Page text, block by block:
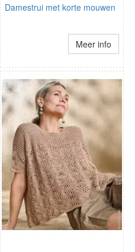
Damestrui met korte mouwen
Meer info